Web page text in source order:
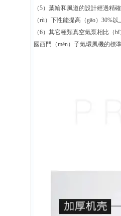
（5）葉輪和風道的設計經過精
（rù）下性能提高（gāo）30%
（6）其它種類真空氣泵相比（
國西門（mén）子氣環風機的標